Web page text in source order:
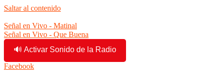
Saltar al contenido
Señal en Vivo - Matinal
Señal en Vivo - Que Buena
🔊 Activar Sonido de la Radio
Facebook